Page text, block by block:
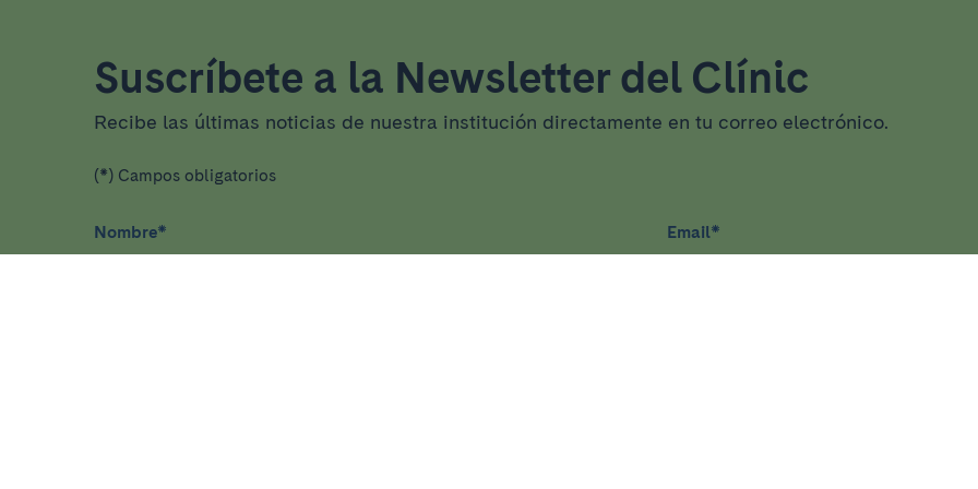
Suscríbete a la Newsletter del Clínic
Recibe las últimas noticias de nuestra institución directamente en tu correo electrónico.
(*) Campos obligatorios
Nombre* Email*